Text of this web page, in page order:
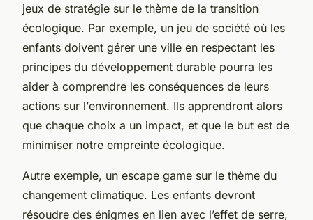
jeux de stratégie sur le thème de la transition
écologique. Par exemple, un jeu de société où les
enfants doivent gérer une ville en respectant les
principes du développement durable pourra les
aider à comprendre les conséquences de leurs
actions sur l’environnement. Ils apprendront alors
que chaque choix a un impact, et que le but est de
minimiser notre empreinte écologique.
Autre exemple, un escape game sur le thème du
changement climatique. Les enfants devront
résoudre des énigmes en lien avec l’effet de serre,